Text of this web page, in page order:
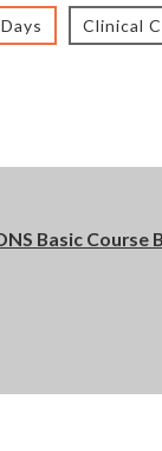
Clinical
Basic Course